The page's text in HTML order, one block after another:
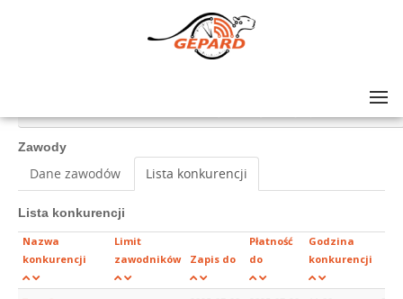
Zawody
Dane zawodów Lista konkurencji
Lista konkurencji
Nazwa
konkurencji
Limit
zawodników
Zapis do
Płatność
do
Godzina
konkurencji